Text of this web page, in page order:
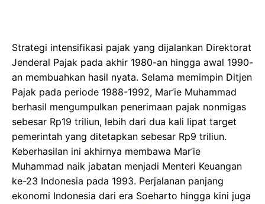
Strategi intensifikasi pajak yang dijalankan Direktorat
Jenderal Pajak pada akhir 1980-an hingga awal 1990-
an membuahkan hasil nyata. Selama memimpin Ditjen
Pajak pada periode 1988-1992, Mar’ie Muhammad
berhasil mengumpulkan penerimaan pajak nonmigas
sebesar Rp19 triliun, lebih dari dua kali lipat target
pemerintah yang ditetapkan sebesar Rp9 triliun.
Keberhasilan ini akhirnya membawa Mar’ie
Muhammad naik jabatan menjadi Menteri Keuangan
ke-23 Indonesia pada 1993. Perjalanan panjang
ekonomi Indonesia dari era Soeharto hingga kini juga